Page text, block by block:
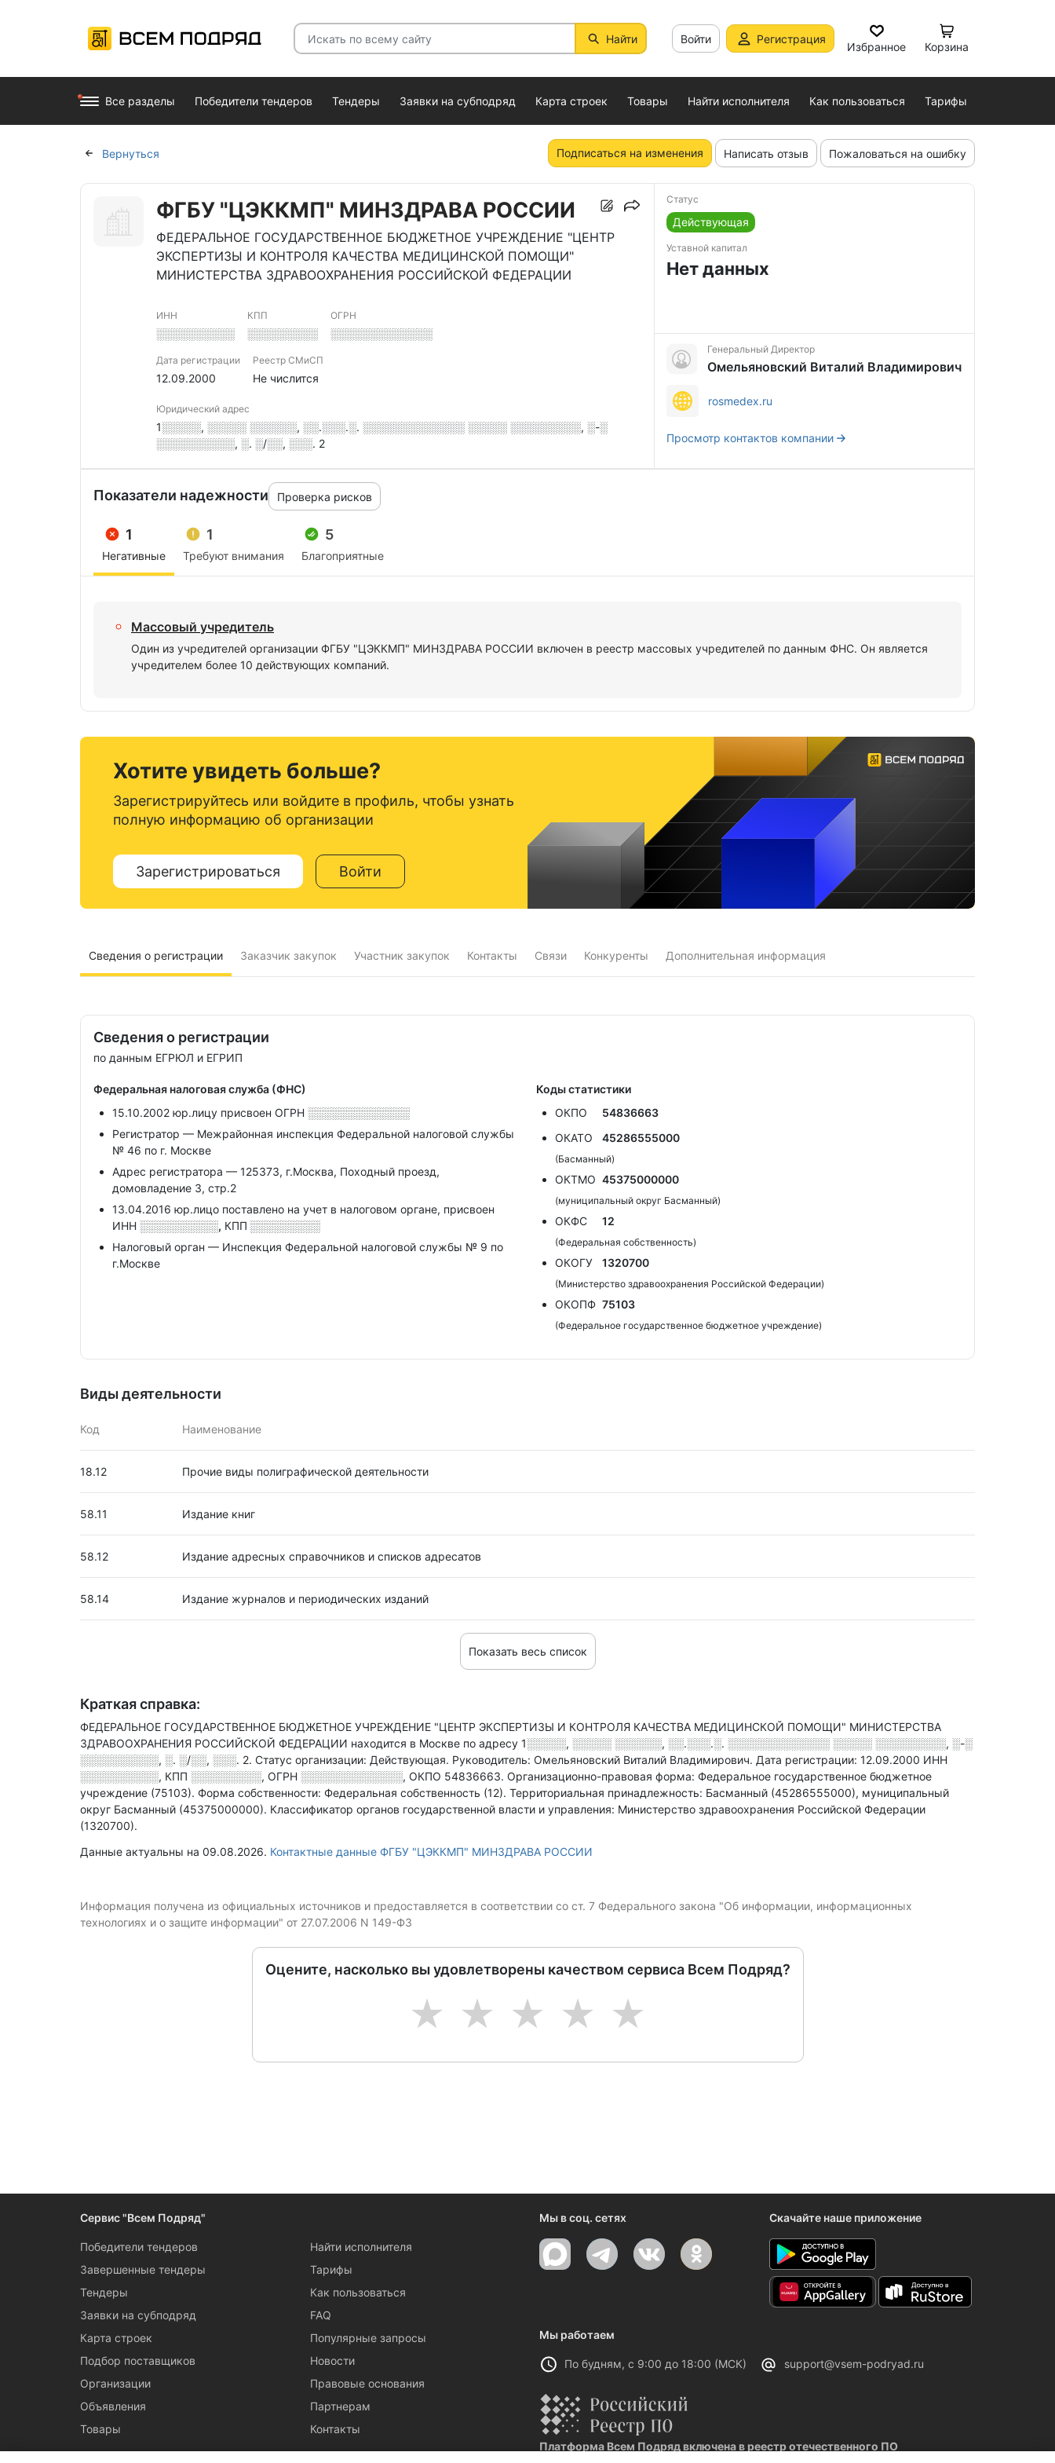
Найти Войти Регистрация
Избранное Корзина
Все разделы Победители тендеров Тендеры Заявки на субподряд Карта строек Товары Найти исполнителя Как пользоваться Тарифы
Вернуться Подписаться на изменения Написать отзыв Пожаловаться на ошибку
ФГБУ "ЦЭККМП" МИНЗДРАВА РОССИИ
ФЕДЕРАЛЬНОЕ ГОСУДАРСТВЕННОЕ БЮДЖЕТНОЕ УЧРЕЖДЕНИЕ "ЦЕНТР
ЭКСПЕРТИЗЫ И КОНТРОЛЯ КАЧЕСТВА МЕДИЦИНСКОЙ ПОМОЩИ"
МИНИСТЕРСТВА ЗДРАВООХРАНЕНИЯ РОССИЙСКОЙ ФЕДЕРАЦИИ
ИНН
░░░░░░░░░░
КПП
░░░░░░░░░
ОГРН
░░░░░░░░░░░░░
Дата регистрации
12.09.2000
Реестр СМиСП
Не числится
Юридический адрес
1░░░░░, ░░░░░ ░░░░░░, ░░.░░░.░. ░░░░░░░░░░░░░ ░░░░░ ░░░░░░░░░, ░-░
░░░░░░░░░░, ░. ░/░░, ░░░. 2
Статус
Действующая
Уставной капитал
Нет данных
Генеральный Директор
Омельяновский Виталий Владимирович
rosmedex.ru
Просмотр контактов компании
Показатели надежности Проверка рисков
1
Негативные
1
Требуют внимания
5
Благоприятные
Массовый учредитель
Один из учредителей организации ФГБУ "ЦЭККМП" МИНЗДРАВА РОССИИ включен в реестр массовых учредителей по данным ФНС. Он является
учредителем более 10 действующих компаний.
Хотите увидеть больше?
Зарегистрируйтесь или войдите в профиль, чтобы узнать
полную информацию об организации
Зарегистрироваться Войти
Сведения о регистрации Заказчик закупок Участник закупок Контакты Связи Конкуренты Дополнительная информация
Сведения о регистрации
по данным ЕГРЮЛ и ЕГРИП
Федеральная налоговая служба (ФНС)
15.10.2002 юр.лицу присвоен ОГРН ░░░░░░░░░░░░░
Регистратор — Межрайонная инспекция Федеральной налоговой службы
№ 46 по г. Москве
Адрес регистратора — 125373, г.Москва, Походный проезд,
домовладение 3, стр.2
13.04.2016 юр.лицо поставлено на учет в налоговом органе, присвоен
ИНН ░░░░░░░░░░, КПП ░░░░░░░░░
Налоговый орган — Инспекция Федеральной налоговой службы № 9 по
г.Москве
Коды статистики
ОКПО
54836663
ОКАТО
45286555000
(Басманный)
ОКТМО 45375000000
(муниципальный округ Басманный)
ОКФС 12
(Федеральная собственность)
ОКОГУ 1320700
(Министерство здравоохранения Российской Федерации)
ОКОПФ 75103
(Федеральное государственное бюджетное учреждение)
Виды деятельности
Код Наименование
18.12 Прочие виды полиграфической деятельности
58.11 Издание книг
58.12 Издание адресных справочников и списков адресатов
58.14 Издание журналов и периодических изданий
Показать весь список
Краткая справка:
ФЕДЕРАЛЬНОЕ ГОСУДАРСТВЕННОЕ БЮДЖЕТНОЕ УЧРЕЖДЕНИЕ "ЦЕНТР ЭКСПЕРТИЗЫ И КОНТРОЛЯ КАЧЕСТВА МЕДИЦИНСКОЙ ПОМОЩИ" МИНИСТЕРСТВА
ЗДРАВООХРАНЕНИЯ РОССИЙСКОЙ ФЕДЕРАЦИИ находится в Москве по адресу 1░░░░░, ░░░░░ ░░░░░░, ░░.░░░.░. ░░░░░░░░░░░░░ ░░░░░ ░░░░░░░░░, ░-░
░░░░░░░░░░, ░. ░/░░, ░░░. 2. Статус организации: Действующая. Руководитель: Омельяновский Виталий Владимирович. Дата регистрации: 12.09.2000 ИНН
░░░░░░░░░░, КПП ░░░░░░░░░, ОГРН ░░░░░░░░░░░░░, ОКПО 54836663. Организационно-правовая форма: Федеральное государственное бюджетное
учреждение (75103). Форма собственности: Федеральная собственность (12). Территориальная принадлежность: Басманный (45286555000), муниципальный
округ Басманный (45375000000). Классификатор органов государственной власти и управления: Министерство здравоохранения Российской Федерации
(1320700).
Данные актуальны на 09.08.2026. Контактные данные ФГБУ "ЦЭККМП" МИНЗДРАВА РОССИИ
Информация получена из официальных источников и предоставляется в соответствии со ст. 7 Федерального закона "Об информации, информационных
технологиях и о защите информации" от 27.07.2006 N 149-ФЗ
Оцените, насколько вы удовлетворены качеством сервиса Всем Подряд?
5
4
3
2
1
Сервис "Всем Подряд"
Победители тендеров
Завершенные тендеры
Тендеры
Заявки на субподряд
Карта строек
Подбор поставщиков
Организации
Объявления
Товары
Найти исполнителя
Тарифы
Как пользоваться
FAQ
Популярные запросы
Новости
Правовые основания
Партнерам
Контакты
Мы в соц. сетях Скачайте наше приложение
Мы работаем
По будням, с 9:00 до 18:00 (МСК) support@vsem-podryad.ru
Платформа Всем Подряд включена в реестр отечественного ПО